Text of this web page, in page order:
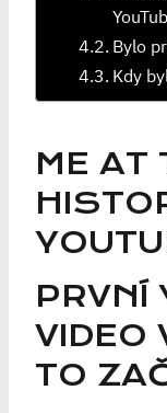
Bylo
Kdy
ME AT
PRVNÍ
VIDEO
TO